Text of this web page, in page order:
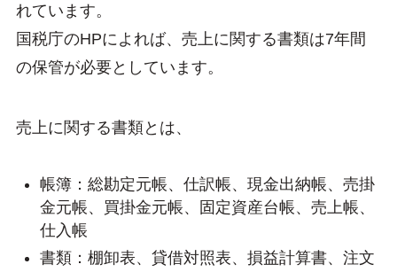
れています。
国税庁のHPによれば、売上に関する書類は7年間
の保管が必要としています。
売上に関する書類とは、
帳簿：総勘定元帳、仕訳帳、現金出納帳、売掛
金元帳、買掛金元帳、固定資産台帳、売上帳、
仕入帳
書類：棚卸表、貸借対照表、損益計算書、注文